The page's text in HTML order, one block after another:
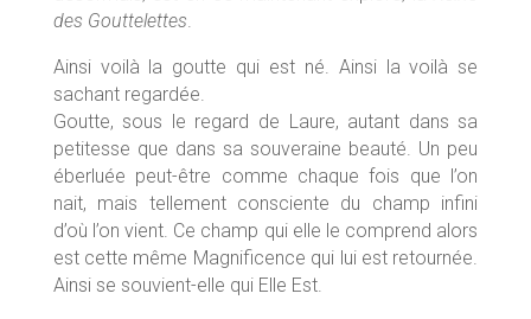
des Gouttelettes.
Ainsi voilà la goutte qui est né. Ainsi la voilà se
sachant regardée.
Goutte, sous le regard de Laure, autant dans sa
petitesse que dans sa souveraine beauté. Un peu
éberluée peut-être comme chaque fois que l’on
nait, mais tellement consciente du champ infini
d’où l’on vient. Ce champ qui elle le comprend alors
est cette même Magnificence qui lui est retournée.
Ainsi se souvient-elle qui Elle Est.